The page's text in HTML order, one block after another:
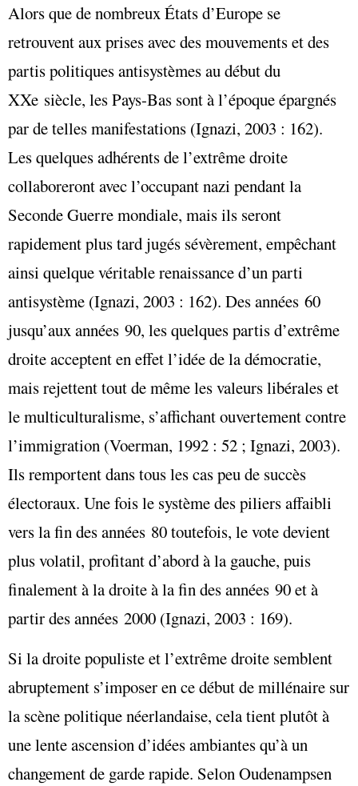
Alors que de nombreux États d’Europe se
retrouvent aux prises avec des mouvements et des
partis politiques antisystèmes au début du
XXe siècle, les Pays-Bas sont à l’époque épargnés
par de telles manifestations (Ignazi, 2003 : 162).
Les quelques adhérents de l’extrême droite
collaboreront avec l’occupant nazi pendant la
Seconde Guerre mondiale, mais ils seront
rapidement plus tard jugés sévèrement, empêchant
ainsi quelque véritable renaissance d’un parti
antisystème (Ignazi, 2003 : 162). Des années 60
jusqu’aux années 90, les quelques partis d’extrême
droite acceptent en effet l’idée de la démocratie,
mais rejettent tout de même les valeurs libérales et
le multiculturalisme, s’affichant ouvertement contre
l’immigration (Voerman, 1992 : 52 ; Ignazi, 2003).
Ils remportent dans tous les cas peu de succès
électoraux. Une fois le système des piliers affaibli
vers la fin des années 80 toutefois, le vote devient
plus volatil, profitant d’abord à la gauche, puis
finalement à la droite à la fin des années 90 et à
partir des années 2000 (Ignazi, 2003 : 169).
Si la droite populiste et l’extrême droite semblent
abruptement s’imposer en ce début de millénaire sur
la scène politique néerlandaise, cela tient plutôt à
une lente ascension d’idées ambiantes qu’à un
changement de garde rapide. Selon Oudenampsen